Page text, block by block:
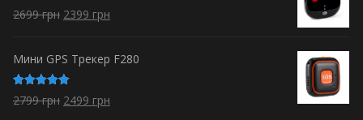
2699грн 2399 грн
Мини GPS Трекер F280
Оценка
5.00из 5
2799грн 2499 грн